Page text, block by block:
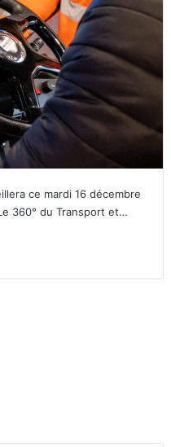
ce mardi 16 décembre
360° du Transport et…